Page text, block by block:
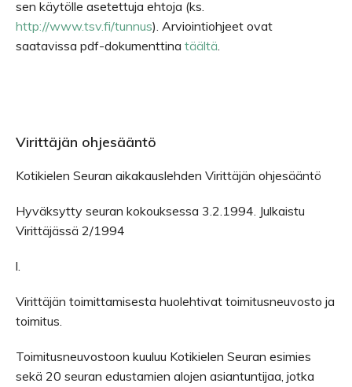
sen käytölle asetettuja ehtoja (ks.
http://www.tsv.fi/tunnus). Arviointiohjeet ovat
saatavissa pdf-dokumenttina täältä.
Virittäjän ohjesääntö
Kotikielen Seuran aikakauslehden Virittäjän ohjesääntö
Hyväksytty seuran kokouksessa 3.2.1994. Julkaistu
Virittäjässä 2/1994
l.
Virittäjän toimittamisesta huolehtivat toimitusneuvosto ja
toimitus.
Toimitusneuvostoon kuuluu Kotikielen Seuran esimies
sekä 20 seuran edustamien alojen asiantuntijaa, jotka